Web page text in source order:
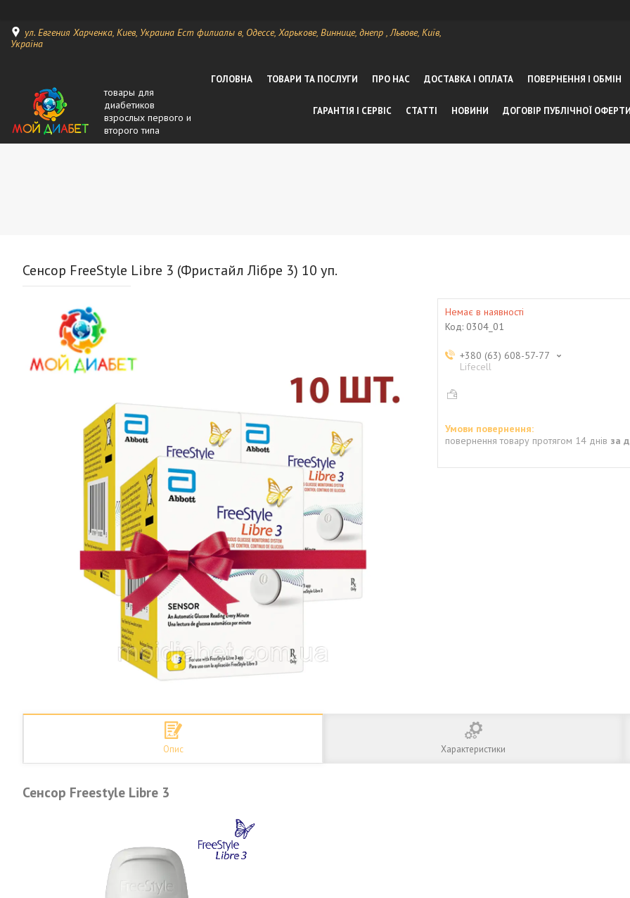
ул. Евгения Харченка, Киев, Украина Ест филиалы в, Одессе, Харькове, Виннице, днепр , Львове, Київ,
Україна
товары для
диабетиков
взрослых первого и
второго типа
ГОЛОВНА ТОВАРИ ТА ПОСЛУГИ ПРО НАС ДОСТАВКА І ОПЛАТА ПОВЕРНЕННЯ І ОБМІН
ГАРАНТІЯ І СЕРВІС СТАТТІ НОВИНИ ДОГОВІР ПУБЛІЧНОЇ ОФЕРТИ
Сенсор FreeStyle Libre 3 (Фристайл Лібре 3) 10 уп.
Немає в наявності
Код: 0304_01
+380 (63) 608-57-77
Lifecell
повернення товару протягом 14 днів за
Опис Характеристики
Сенсор Freestyle Libre 3